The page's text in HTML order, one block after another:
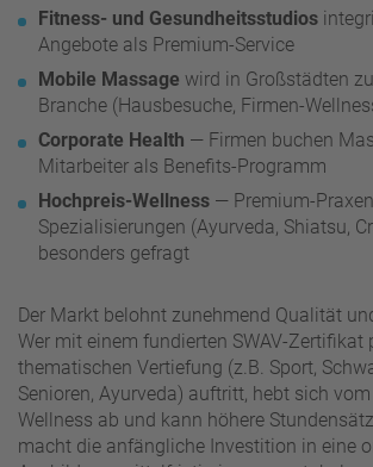
Fitness- und Gesundheitsstudios
Angebote als Premium-Service
Mobile Massage wird in Großstädten
Branche (Hausbesuche, Firmen-
Corporate Health — Firmen buchen
Mitarbeiter als Benefits-Programm
Hochpreis-Wellness — Premium-
Spezialisierungen (Ayurveda, Shiatsu,
besonders gefragt
Der Markt belohnt zunehmend Qualität
Wer mit einem fundierten SWAV-Zertifikat
thematischen Vertiefung (z.B. Sport,
Senioren, Ayurveda) auftritt, hebt sich
Wellness ab und kann höhere
macht die anfängliche Investition in eine